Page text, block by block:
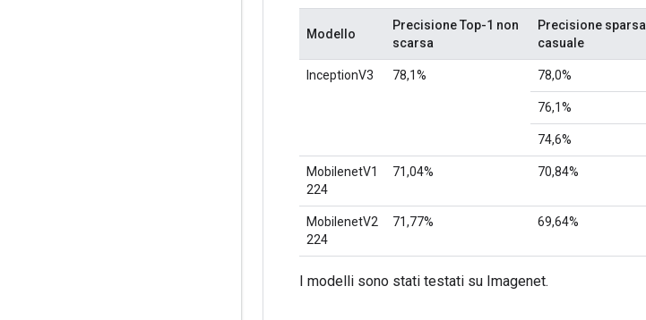
Modello
Precisione Top-1 non
scarsa
Precisione sparsa
casuale
InceptionV3 78,1% 78,0%
76,1%
74,6%
MobilenetV1
224
71,04% 70,84%
MobilenetV2
224
71,77% 69,64%
I modelli sono stati testati su Imagenet.